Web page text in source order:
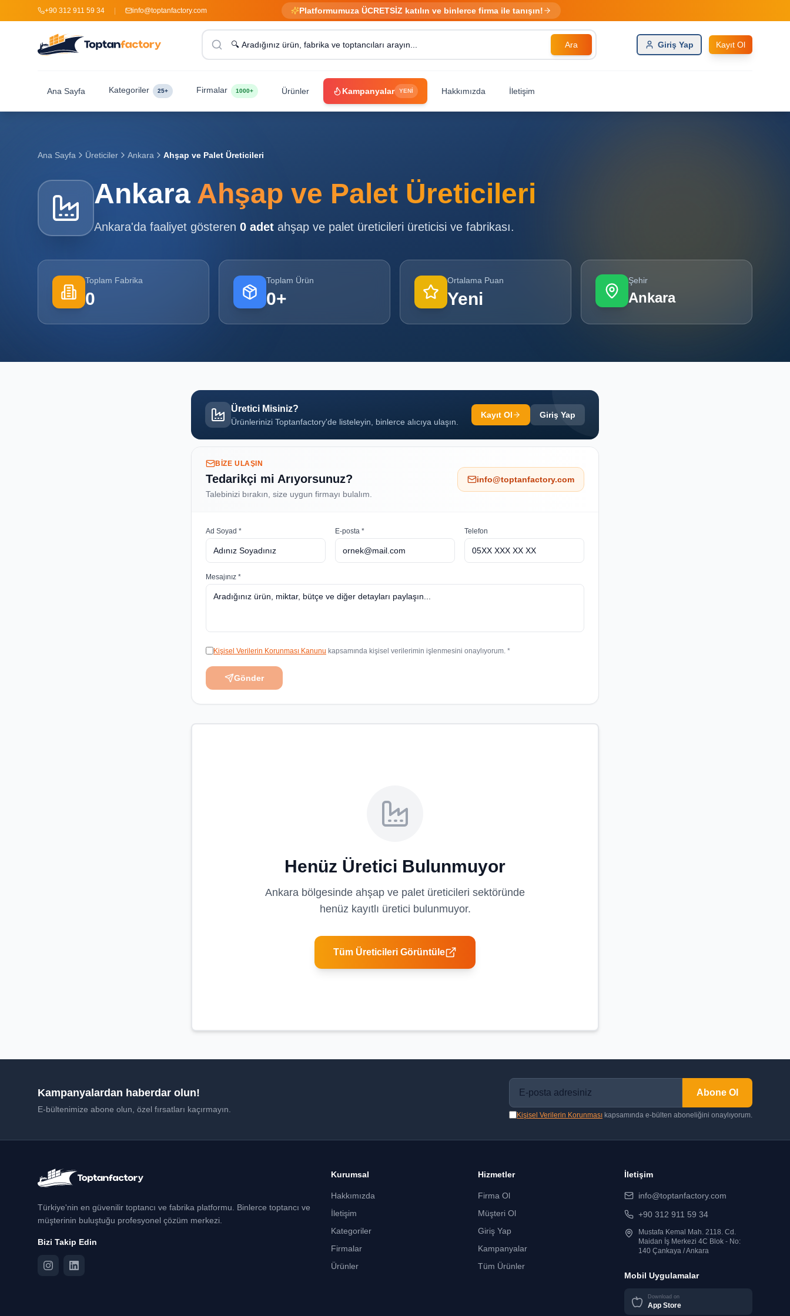
+90 312 911 59 34 info@toptanfactory.com Platformumuza ÜCRETSİZ katılın ve binlerce firma ile tanışın!
Ara Giriş Yap Kayıt Ol
Ana Sayfa Kategoriler 25+ Firmalar 1000+ Ürünler Kampanyalar YENİ Hakkımızda İletişim
Ana Sayfa Üreticiler Ankara Ahşap ve Palet Üreticileri
Ankara Ahşap ve Palet Üreticileri
Ankara'da faaliyet gösteren 0 adet ahşap ve palet üreticileri üreticisi ve fabrikası.
Toplam Fabrika
0
Toplam Ürün
0+
Ortalama Puan
Yeni
Şehir
Ankara
Üretici Misiniz?
Ürünlerinizi Toptanfactory'de listeleyin, binlerce alıcıya ulaşın.
Kayıt Ol Giriş Yap
BIZE ULAŞIN
Tedarikçi mi Arıyorsunuz?
Talebinizi bırakın, size uygun firmayı bulalım.
info@toptanfactory.com
Ad Soyad * E-posta * Telefon
Mesajınız *
Kişisel Verilerin Korunması Kanunu kapsamında kişisel verilerimin işlenmesini onaylıyorum. *
Gönder
Henüz Üretici Bulunmuyor
Ankara bölgesinde ahşap ve palet üreticileri sektöründe
henüz kayıtlı üretici bulunmuyor.
Tüm Üreticileri Görüntüle
Kampanyalardan haberdar olun!
E-bültenimize abone olun, özel fırsatları kaçırmayın.
Abone Ol
Kişisel Verilerin Korunması kapsamında e-bülten aboneliğini onaylıyorum.
Türkiye'nin en güvenilir toptancı ve fabrika platformu. Binlerce toptancı ve
müşterinin buluştuğu profesyonel çözüm merkezi.
Bizi Takip Edin
Kurumsal
Hakkımızda
İletişim
Kategoriler
Firmalar
Ürünler
Hizmetler
Firma Ol
Müşteri Ol
Giriş Yap
Kampanyalar
Tüm Ürünler
İletişim
info@toptanfactory.com
+90 312 911 59 34
Mustafa Kemal Mah. 2118. Cd.
Maidan İş Merkezi 4C Blok - No:
140 Çankaya / Ankara
Mobil Uygulamalar
Download on
App Store